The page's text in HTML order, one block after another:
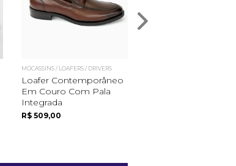
MOCASSINS / LOAFERS / DRIVERS
Loafer Contemporâneo
Em Couro Com Pala
Integrada
R$ 509,00